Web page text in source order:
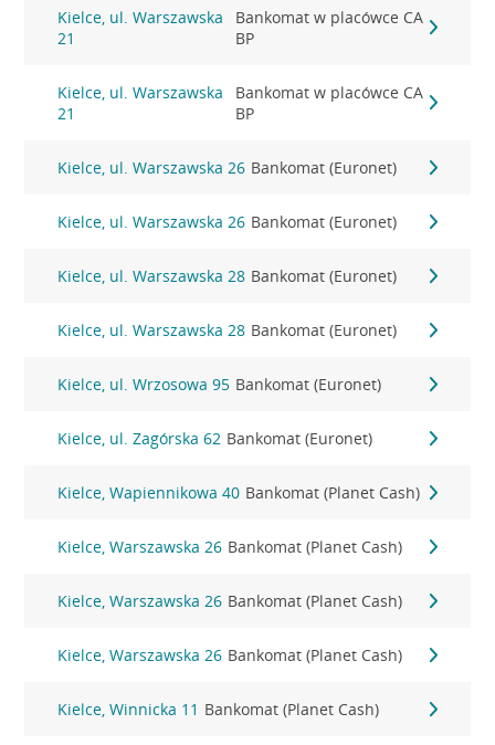
Kielce, ul. Warszawska
21
Bankomat w placówce CA
BP
Kielce, ul. Warszawska
21
Bankomat w placówce CA
BP
Kielce, ul. Warszawska 26 Bankomat (Euronet)
Kielce, ul. Warszawska 26 Bankomat (Euronet)
Kielce, ul. Warszawska 28 Bankomat (Euronet)
Kielce, ul. Warszawska 28 Bankomat (Euronet)
Kielce, ul. Wrzosowa 95 Bankomat (Euronet)
Kielce, ul. Zagórska 62 Bankomat (Euronet)
Kielce, Wapiennikowa 40 Bankomat (Planet Cash)
Kielce, Warszawska 26 Bankomat (Planet Cash)
Kielce, Warszawska 26 Bankomat (Planet Cash)
Kielce, Warszawska 26 Bankomat (Planet Cash)
Kielce, Winnicka 11 Bankomat (Planet Cash)